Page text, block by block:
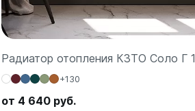
Радиатор отопления КЗТО Соло Г 1
+130
от 4 640 руб.